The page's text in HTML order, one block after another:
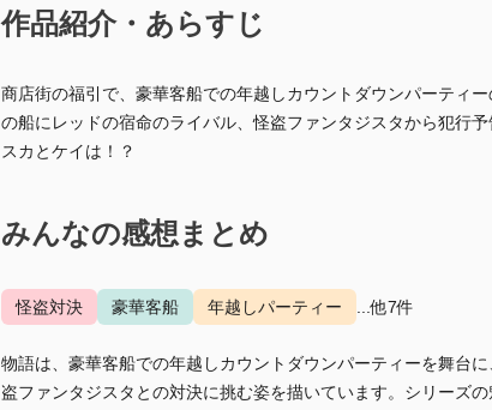
作品紹介・あらすじ
商店街の福引で、豪華客船での年越しカウントダウンパーティ
の船にレッドの宿命のライバル、怪盗ファンタジスタから犯行
スカとケイは！？
みんなの感想まとめ
怪盗対決 豪華客船 年越しパーティー ...他7件
物語は、豪華客船での年越しカウントダウンパーティーを舞台
盗ファンタジスタとの対決に挑む姿を描いています。シリーズ